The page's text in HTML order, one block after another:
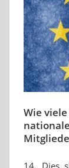
Wie
14. Dies